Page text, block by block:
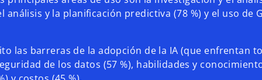
análisis y la planificación predictiva (78 %) y el uso de
las barreras de la adopción de la IA (que enfrentan
de los datos (57 %), habilidades y